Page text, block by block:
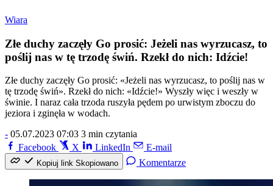
Wiara
Złe duchy zaczęły Go prosić: Jeżeli nas wyrzucasz, to
poślij nas w tę trzodę świń. Rzekł do nich: Idźcie!
Złe duchy zaczęły Go prosić: «Jeżeli nas wyrzucasz, to poślij nas w
tę trzodę świń». Rzekł do nich: «Idźcie!» Wyszły więc i weszły w
świnie. I naraz cała trzoda ruszyła pędem po urwistym zboczu do
jeziora i zginęła w wodach.
- 05.07.2023 07:03 3 min czytania
Facebook
X LinkedIn E-mail
Kopiuj link Skopiowano Komentarze